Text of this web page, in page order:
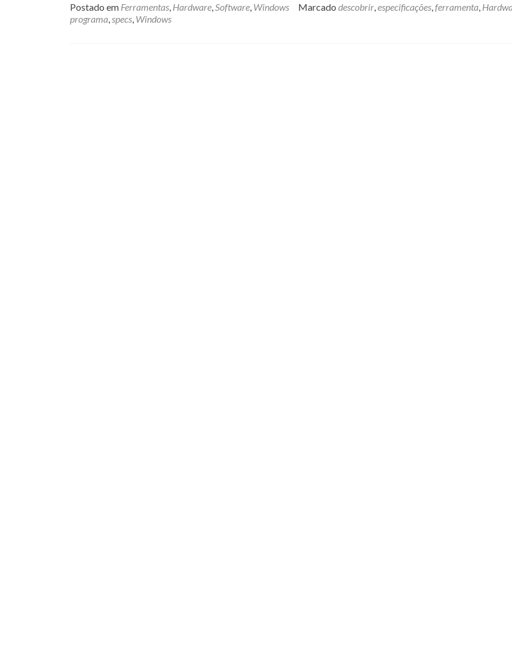
Postado em Ferramentas Hardware Software Windows Marcado descobrir especificações ferramenta
programa specs Windows